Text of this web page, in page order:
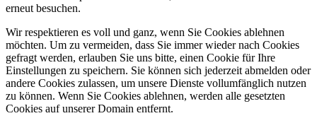
erneut besuchen.
Wir respektieren es voll und ganz, wenn Sie Cookies ablehnen
möchten. Um zu vermeiden, dass Sie immer wieder nach Cookies
gefragt werden, erlauben Sie uns bitte, einen Cookie für Ihre
Einstellungen zu speichern. Sie können sich jederzeit abmelden oder
andere Cookies zulassen, um unsere Dienste vollumfänglich nutzen
zu können. Wenn Sie Cookies ablehnen, werden alle gesetzten
Cookies auf unserer Domain entfernt.